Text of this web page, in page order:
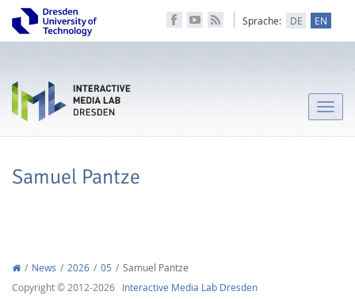
Sprache: DE EN
Toggle
Samuel Pantze
News 2026 05
Samuel Pantze
Copyright © 2012-2026 Interactive Media Lab Dresden